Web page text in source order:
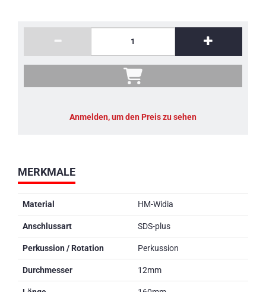
MERKMALE
Material HM-Widia
Anschlussart SDS-plus
Perkussion / Rotation Perkussion
Durchmesser 12mm
Anmelden, um den Preis zu sehen